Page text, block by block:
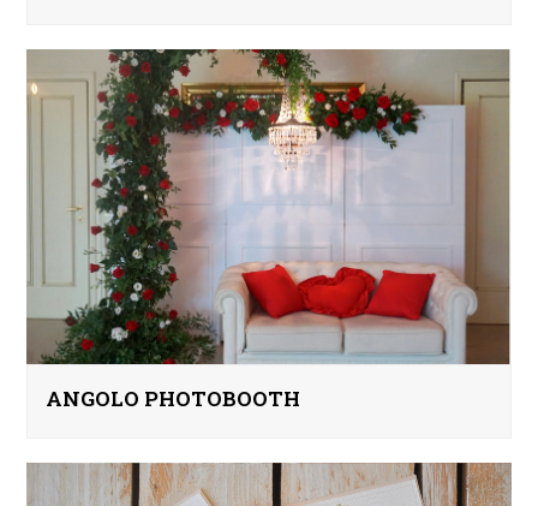
ANGOLO PHOTOBOOTH